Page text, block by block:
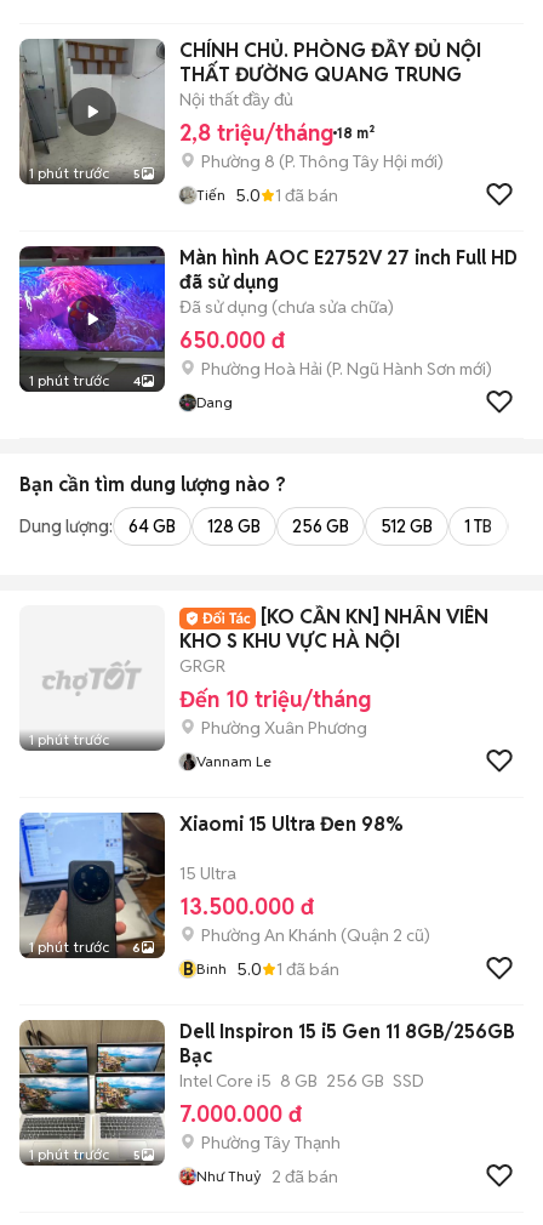
1 phút trước 5
CHÍNH CHỦ. PHÒNG ĐẦY ĐỦ NỘI
THẤT ĐƯỜNG QUANG TRUNG
Nội thất đầy đủ
2,8 triệu/tháng 18 m²
Phường 8 (P. Thông Tây Hội mới)
Tiến 5.0 1 đã bán
1 phút trước 4
Màn hình AOC E2752V 27 inch Full HD
đã sử dụng
Đã sử dụng (chưa sửa chữa)
650.000 đ
Phường Hoà Hải (P. Ngũ Hành Sơn mới)
Dang
Bạn cần tìm dung lượng nào ?
Dung lượng: 64 GB 128 GB 256 GB 512 GB 1 TB
1 phút trước
[KO CẦN KN] NHÂN VIÊN
KHO S KHU VỰC HÀ NỘI
GRGR
Đến 10 triệu/tháng
Phường Xuân Phương
Vannam Le
1 phút trước 6
Xiaomi 15 Ultra Đen 98%
15 Ultra
13.500.000 đ
Phường An Khánh (Quận 2 cũ)
BBinh 5.0 1 đã bán
1 phút trước 5
Dell Inspiron 15 i5 Gen 11 8GB/256GB
Bạc
Intel Core i5 8 GB 256 GB SSD
7.000.000 đ
Phường Tây Thạnh
Như Thuỷ 2 đã bán